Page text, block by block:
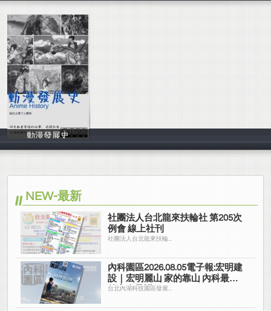
動漫發展史
張晏雯
NEW-最新
社團法人台北龍來扶輪社 第205次
例會 線上社刊
社團法人台北龍來扶輪...
內科園區2026.08.05電子報:宏明建
設｜宏明麗山 家的靠山 內科最高
的安全承諾
台北內湖科技園區發展...